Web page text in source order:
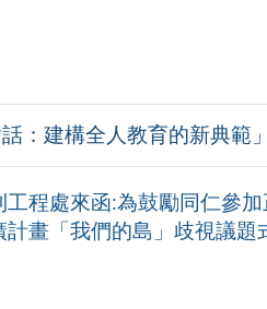
話：建構全人教育的新典範
程處來函:為鼓勵同仁參
畫「我們的島」歧視議題